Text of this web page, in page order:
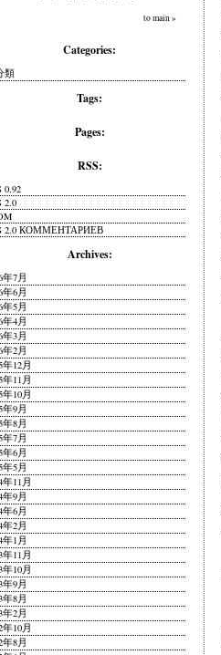
to main »
Categories:
類
Tags:
Pages:
RSS:
0.92
2.0
2.0 КОММЕНТАРИЕВ
Archives:
年7月
年6月
年5月
年4月
年3月
年2月
年12月
年11月
年10月
年9月
年8月
年7月
年6月
年5月
年11月
年9月
年6月
年2月
年1月
年11月
年10月
年9月
年8月
年2月
年10月
年8月